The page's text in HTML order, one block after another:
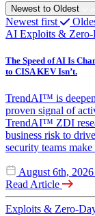
Newest to Oldest
Newest first
AI Exploits & Zero-
The Speed of AI Is
to CISA KEV Isn’t.
TrendAI™ is
proven signal of
TrendAI™ ZDI
business risk to
security teams
August 6th, 2026
Read Article
Exploits & Zero-